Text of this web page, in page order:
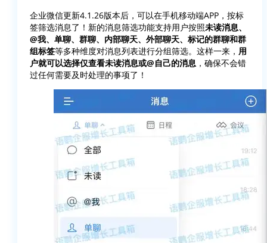
企业微信更新4.1.26版本后，可以在手机移动端APP，按标
签筛选消息了！新的消息筛选功能支持用户按照未读消息、
@我、单聊、群聊、内部聊天、外部聊天、标记的群聊和群
组标签等多种维度对消息列表进行分组筛选。这样一来， 用
户就可以选择仅查看未读消息或@自己的消息 ，确保不会错
过任何需要及时处理的事项了！